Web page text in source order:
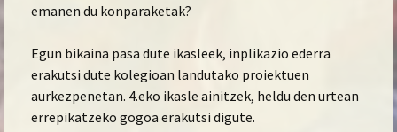
emanen du konparaketak?
Egun bikaina pasa dute ikasleek, inplikazio ederra
erakutsi dute kolegioan landutako proiektuen
aurkezpenetan. 4.eko ikasle ainitzek, heldu den urtean
errepikatzeko gogoa erakutsi digute.